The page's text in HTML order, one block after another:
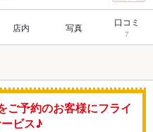
店内 写真 口コミ
7
ご予約のお客様にフライ
ビス♪